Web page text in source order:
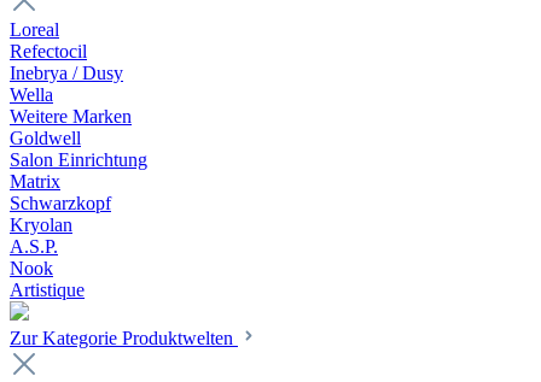
Loreal
Refectocil
Inebrya / Dusy
Wella
Weitere Marken
Goldwell
Salon Einrichtung
Matrix
Schwarzkopf
Kryolan
A.S.P.
Nook
Artistique
Zur Kategorie Produktwelten